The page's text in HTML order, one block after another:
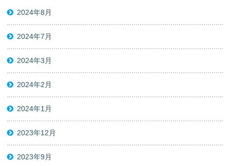
2024年8月
2024年7月
2024年3月
2024年2月
2024年1月
2023年12月
2023年9月